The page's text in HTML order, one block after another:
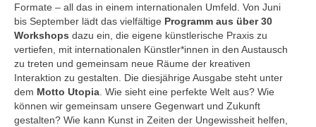
Formate – all das in einem internationalen Umfeld. Von Juni
bis September lädt das vielfältige Programm aus über 30
Workshops dazu ein, die eigene künstlerische Praxis zu
vertiefen, mit internationalen Künstler*innen in den Austausch
zu treten und gemeinsam neue Räume der kreativen
Interaktion zu gestalten. Die diesjährige Ausgabe steht unter
dem Motto Utopia . Wie sieht eine perfekte Welt aus? Wie
können wir gemeinsam unsere Gegenwart und Zukunft
gestalten? Wie kann Kunst in Zeiten der Ungewissheit helfen,